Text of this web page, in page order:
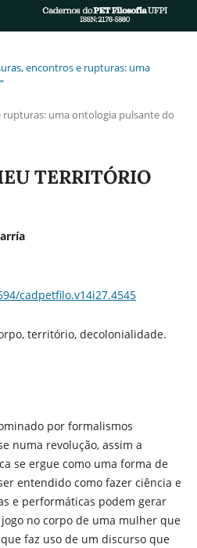
encontros e rupturas: uma
rupturas: uma ontologia pulsante do
TERRITÓRIO
cadpetfilo.v14i27.4545
território, decolonialidade.
por formalismos
numa revolução, assim a
se ergue como uma forma de
entendido como fazer ciência e
e performáticas podem gerar
no corpo de uma mulher que
faz uso de um discurso que